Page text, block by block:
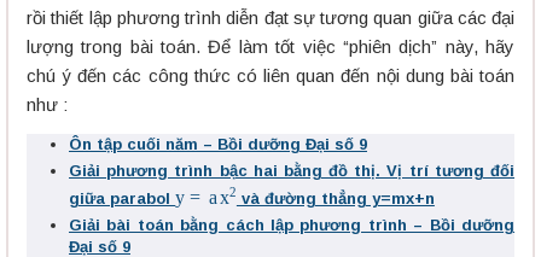
rồi thiết lập phương trình diễn đạt sự tương quan giữa các đại
lượng trong bài toán. Để làm tốt việc “phiên dịch” này, hãy
chú ý đến các công thức có liên quan đến nội dung bài toán
như :
Ôn tập cuối năm – Bồi dưỡng Đại số 9
Giải phương trình bậc hai bằng đồ thị. Vị trí tương đối
giữa parabol
2
và đường thẳng y=mx+n
Giải bài toán bằng cách lập phương trình – Bồi dưỡng
Đại số 9